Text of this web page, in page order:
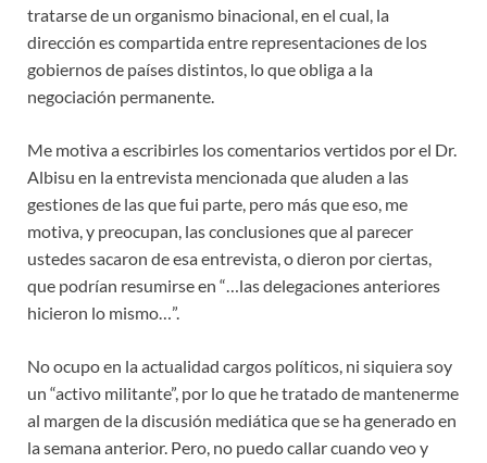
tratarse de un organismo binacional, en el cual, la
dirección es compartida entre representaciones de los
gobiernos de países distintos, lo que obliga a la
negociación permanente.
Me motiva a escribirles los comentarios vertidos por el Dr.
Albisu en la entrevista mencionada que aluden a las
gestiones de las que fui parte, pero más que eso, me
motiva, y preocupan, las conclusiones que al parecer
ustedes sacaron de esa entrevista, o dieron por ciertas,
que podrían resumirse en “…las delegaciones anteriores
hicieron lo mismo…”.
No ocupo en la actualidad cargos políticos, ni siquiera soy
un “activo militante”, por lo que he tratado de mantenerme
al margen de la discusión mediática que se ha generado en
la semana anterior. Pero, no puedo callar cuando veo y